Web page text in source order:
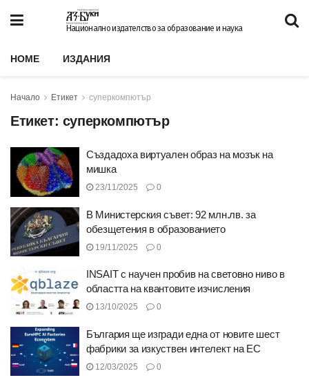
Национално издателство за образование и наука
HOME ИЗДАНИЯ
Начало Етикет суперкомпютър
Етикет: суперкомпютър
Създадоха виртуален образ на мозък на
мишка
23/11/2025 0
В Министерския съвет: 92 млн.лв. за
обезщетения в образованието
19/11/2025 0
INSAIT с научен пробив на световно ниво в
областта на квантовите изчисления
13/10/2025 0
България ще изгради една от новите шест
фабрики за изкуствен интелект на ЕС
12/03/2025 0